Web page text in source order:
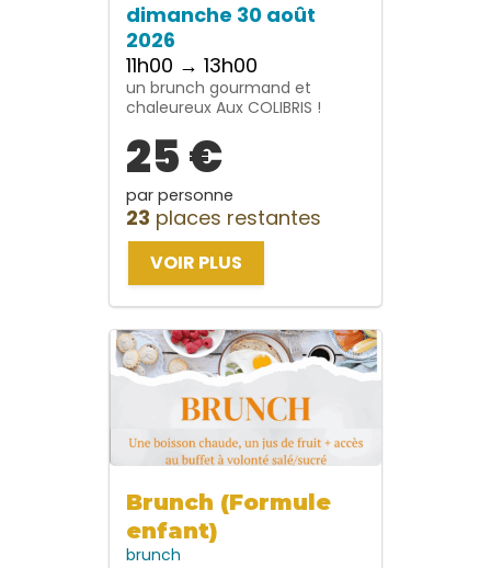
dimanche 30 août
2026
11h00 → 13h00
un brunch gourmand et
chaleureux Aux COLIBRIS !
25 €
par personne
23 places restantes
VOIR PLUS
Brunch (Formule
enfant)
brunch